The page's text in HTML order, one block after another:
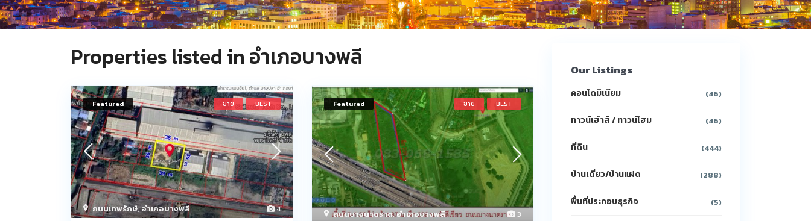
Properties listed in อำเภอบางพลี
4
ถนนเทพรักษ์,อำเภอบางพลี
Featured ขาย BEST
3
ถนนบางนาตราด,อำเภอบางพลี
Featured ขาย BEST
Our Listings
คอนโดมิเนียม (46)
ทาวน์เฮ้าส์ / ทาวน์โฮม (46)
ที่ดิน (444)
บ้านเดี่ยว/บ้านแฝด (288)
พื้นที่ประกอบธุรกิจ (5)